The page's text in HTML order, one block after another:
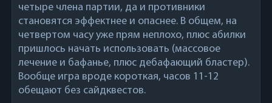
четыре члена партии, да и противники
становятся эффектнее и опаснее. В общем, на
четвертом часу уже прям неплохо, плюс абилки
пришлось начать использовать (массовое
лечение и бафанье, плюс дебафающий бластер).
Вообще игра вроде короткая, часов 11-12
обещают без сайдквестов.